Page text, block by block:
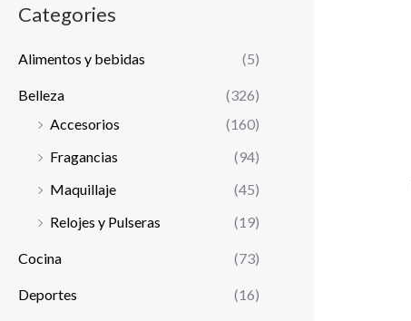
Categories
Alimentos y bebidas (5)
Belleza
(326)
Accesorios
(160)
Fragancias
(94)
Maquillaje
(45)
Relojes y Pulseras
(19)
Cocina (73)
Deportes (16)